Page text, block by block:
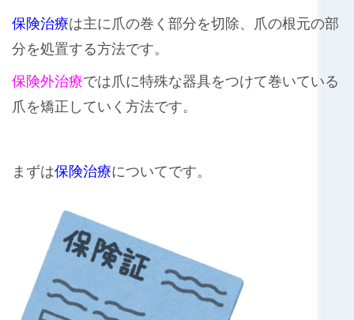
保険治療は主に爪の巻く部分を切除、爪の根元の部
分を処置する方法です。
保険外治療では爪に特殊な器具をつけて巻いている
爪を矯正していく方法です。
まずは保険治療についてです。